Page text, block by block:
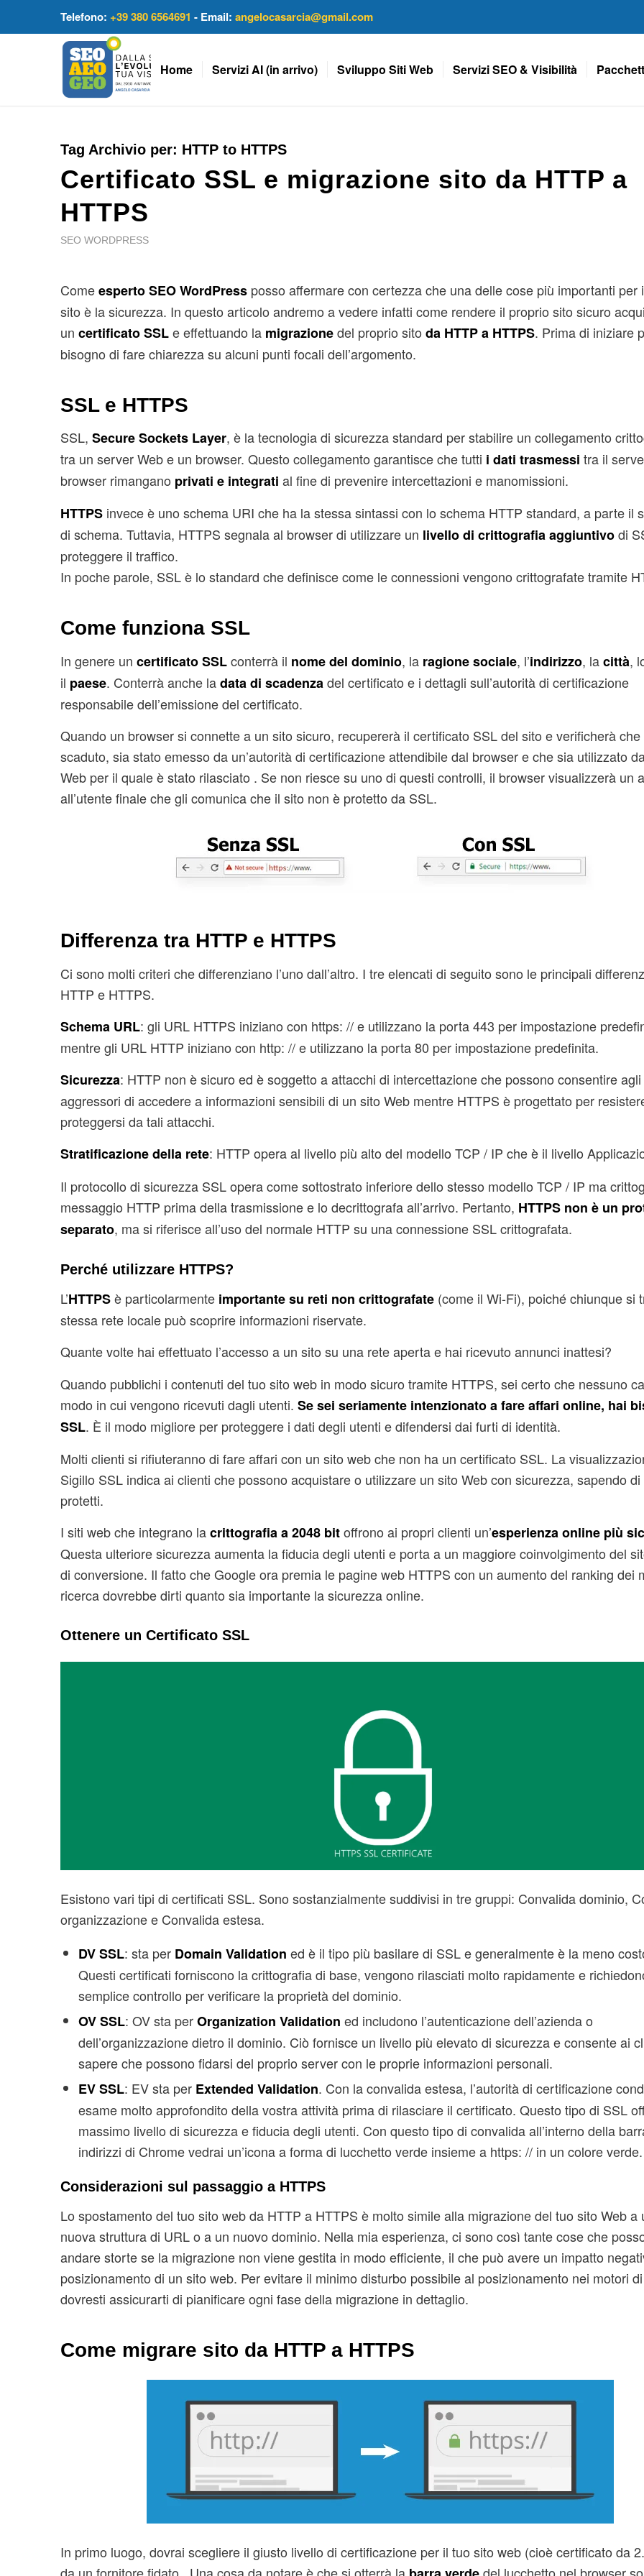
Telefono: +39 380 6564691 - Email: angelocasarcia@gmail.com
Home Servizi AI (in arrivo) Sviluppo Siti Web Servizi SEO & Visibilità
Tag Archivio per: HTTP to HTTPS
Certificato SSL e migrazione sito da HTTP a
HTTPS
SEO WORDPRESS
Comeesperto SEO WordPressposso affermare con certezza che una delle cose più importanti per
sito è la sicurezza. In questo articolo andremo a vedere infatti come rendere il proprio sito sicuro
un certificato SSLe effettuando la migrazionedel proprio sito da HTTP a HTTPS. Prima di iniziare
bisogno di fare chiarezza su alcuni punti focali dell’argomento.
SSL e HTTPS
SSL, Secure Sockets Layer, è la tecnologia di sicurezza standard per stabilire un collegamento
tra un server Web e un browser. Questo collegamento garantisce che tutti i dati trasmessi tra il
browser rimangano privati ​​e integrati al fine di prevenire intercettazioni e manomissioni.
HTTPSinvece è uno schema URI che ha la stessa sintassi con lo schema HTTP standard, a parte il
di schema. Tuttavia, HTTPS segnala al browser di utilizzare un livello di crittografia aggiuntivodi
proteggere il traffico.
In poche parole, SSL è lo standard che definisce come le connessioni vengono crittografate tramite
Come funziona SSL
In genere un certificato SSLconterrà il nome del dominio, laragione sociale, l’indirizzo, lacittà,
il paese. Conterrà anche ladata di scadenza del certificato e i dettagli sull’autorità di certificazione
responsabile dell’emissione del certificato.
Quando un browser si connette a un sito sicuro, recupererà il certificato SSL del sito e verificherà
scaduto, sia stato emesso da un’autorità di certificazione attendibile dal browser e che sia utilizzato
Web per il quale è stato rilasciato . Se non riesce su uno di questi controlli, il browser visualizzerà un
all’utente finale che gli comunica che il sito non è protetto da SSL.
Differenza tra HTTP e HTTPS
Ci sono molti criteri che differenziano l’uno dall’altro. I tre elencati di seguito sono le principali
HTTP e HTTPS.
Schema URL: gli URL HTTPS iniziano con https: // e utilizzano la porta 443 per impostazione
mentre gli URL HTTP iniziano con http: // e utilizzano la porta 80 per impostazione predefinita.
Sicurezza: HTTP non è sicuro ed è soggetto a attacchi di intercettazione che possono consentire agli
aggressori di accedere a informazioni sensibili di un sito Web mentre HTTPS è progettato per
proteggersi da tali attacchi.
Stratificazione della rete: HTTP opera al livello più alto del modello TCP / IP che è il livello
Il protocollo di sicurezza SSL opera come sottostrato inferiore dello stesso modello TCP / IP ma
messaggio HTTP prima della trasmissione e lo decrittografa all’arrivo. Pertanto, HTTPS non è un
separato, ma si riferisce all’uso del normale HTTP su una connessione SSL crittografata.
Perché utilizzare HTTPS?
L’HTTPSè particolarmente importante su reti non crittografate(come il Wi-Fi), poiché chiunque si
stessa rete locale può scoprire informazioni riservate.
Quante volte hai effettuato l’accesso a un sito su una rete aperta e hai ricevuto annunci inattesi?
Quando pubblichi i contenuti del tuo sito web in modo sicuro tramite HTTPS, sei certo che nessuno
modo in cui vengono ricevuti dagli utenti. Se sei seriamente intenzionato a fare affari online, hai
SSL. È il modo migliore per proteggere i dati degli utenti e difendersi dai furti di identità.
Molti clienti si rifiuteranno di fare affari con un sito web che non ha un certificato SSL. La
Sigillo SSL indica ai clienti che possono acquistare o utilizzare un sito Web con sicurezza, sapendo
protetti.
I siti web che integrano lacrittografia a 2048 bitoffrono ai propri clienti un’esperienza online più
Questa ulteriore sicurezza aumenta la fiducia degli utenti e porta a un maggiore coinvolgimento del
di conversione. Il fatto che Google ora premia le pagine web HTTPS con un aumento del ranking dei
ricerca dovrebbe dirti quanto sia importante la sicurezza online.
Ottenere un Certificato SSL
Esistono vari tipi di certificati SSL. Sono sostanzialmente suddivisi in tre gruppi: Convalida dominio,
organizzazione e Convalida estesa.
DV SSL: sta per Domain Validation ed è il tipo più basilare di SSL e generalmente è la meno
Questi certificati forniscono la crittografia di base, vengono rilasciati molto rapidamente e
semplice controllo per verificare la proprietà del dominio.
OV SSL: OV sta perOrganization Validation ed includono l’autenticazione dell’azienda o
dell’organizzazione dietro il dominio. Ciò fornisce un livello più elevato di sicurezza e consente ai
sapere che possono fidarsi del proprio server con le proprie informazioni personali.
EV SSL: EV sta per Extended Validation. Con la convalida estesa, l’autorità di certificazione
esame molto approfondito della vostra attività prima di rilasciare il certificato. Questo tipo di SSL
massimo livello di sicurezza e fiducia degli utenti. Con questo tipo di convalida all’interno della
indirizzi di Chrome vedrai un’icona a forma di lucchetto verde insieme a https: // in un colore verde.
Considerazioni sul passaggio a HTTPS
Lo spostamento del tuo sito web da HTTP a HTTPS è molto simile alla migrazione del tuo sito Web a
nuova struttura di URL o a un nuovo dominio. Nella mia esperienza, ci sono così tante cose che
andare storte se la migrazione non viene gestita in modo efficiente, il che può avere un impatto
posizionamento di un sito web. Per evitare il minimo disturbo possibile al posizionamento nei motori
dovresti assicurarti di pianificare ogni fase della migrazione in dettaglio.
Come migrare sito da HTTP a HTTPS
In primo luogo, dovrai scegliere il giusto livello di certificazione per il tuo sito web (cioè certificato da